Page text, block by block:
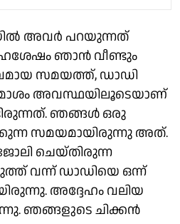
അവർ പറയുന്നത്
ഞാൻ വീണ്ടും
സമയത്ത്, ഡാഡി
മോശം അവസ്ഥയിലൂടെയാണ്
ഞങ്ങൾ ഒരു
സമയമായിരുന്നു അത്.
ചെയ്തിരുന്ന
വന്ന് ഡാഡിയെ ഒന്ന്
അദ്ദേഹം വലിയ
ഞങ്ങളുടെ ചിക്കൻ